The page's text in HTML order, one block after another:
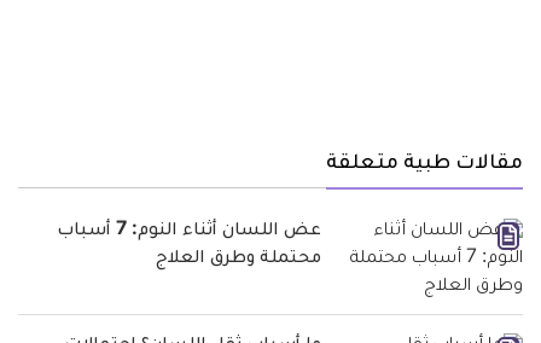
مقالات طبية متعلقة
عض اللسان أثناء النوم: 7 أسباب
محتملة وطرق العلاج